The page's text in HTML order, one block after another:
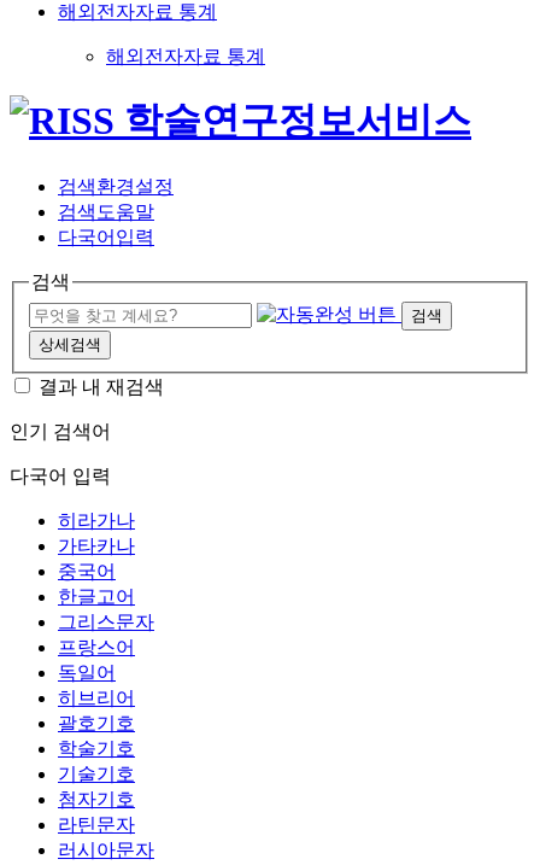
해외전자자료 통계
해외전자자료 통계
검색환경설정
검색도움말
다국어입력
검색
검색
상세검색
결과 내 재검색
인기 검색어
다국어 입력
히라가나
가타카나
중국어
한글고어
그리스문자
프랑스어
독일어
히브리어
괄호기호
학술기호
기술기호
첨자기호
라틴문자
러시아문자